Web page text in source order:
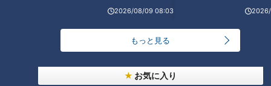
2026/08/09 08:03
もっと見る
お気に入り